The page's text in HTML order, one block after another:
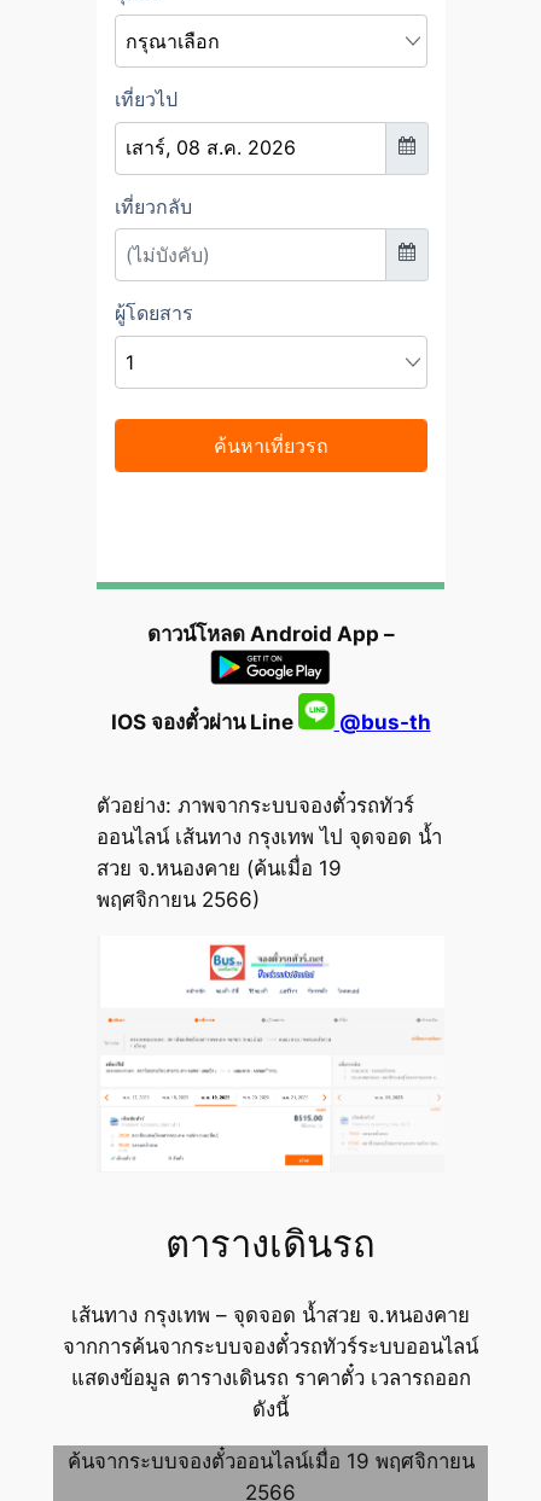
ดาวน์โหลด Android App –
IOS จองตั๋วผ่าน Line @bus-th
ตัวอย่าง: ภาพจากระบบจองตั๋วรถทัวร์
ออนไลน์ เส้นทาง กรุงเทพ ไป จุดจอด น้ำ
สวย จ.หนองคาย (ค้นเมื่อ 19
พฤศจิกายน 2566)
ตารางเดินรถ
เส้นทาง กรุงเทพ – จุดจอด น้ำสวย จ.หนองคาย
จากการค้นจากระบบจองตั๋วรถทัวร์ระบบออนไลน์
แสดงข้อมูล ตารางเดินรถ ราคาตั๋ว เวลารถออก
ดังนี้
ค้นจากระบบจองตั๋วออนไลน์เมื่อ 19 พฤศจิกายน
2566